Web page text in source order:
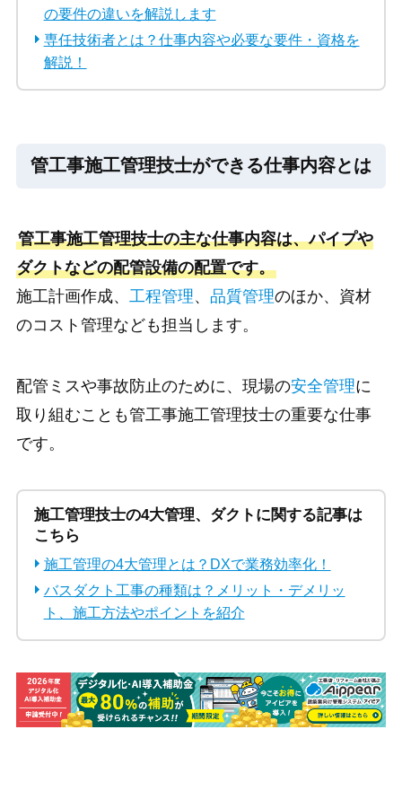
の要件の違いを解説します
専任技術者とは？仕事内容や必要な要件・資格を
解説！
管工事施工管理技士ができる仕事内容とは
管工事施工管理技士の主な仕事内容は、パイプや
ダクトなどの配管設備の配置です。
施工計画作成、 工程管理、 品質管理のほか、資材
のコスト管理なども担当します。
配管ミスや事故防止のために、現場の安全管理に
取り組むことも管工事施工管理技士の重要な仕事
です。
施工管理技士の4大管理、ダクトに関する記事は
こちら
施工管理の4大管理とは？DXで業務効率化！
バスダクト工事の種類は？メリット・デメリッ
ト、施工方法やポイントを紹介